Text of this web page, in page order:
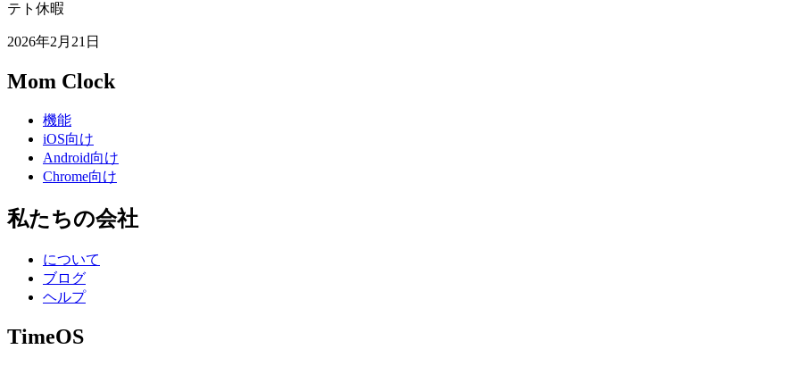
テト休暇
2026年2月21日
Mom Clock
機能
iOS向け
Android向け
Chrome向け
私たちの会社
について
ブログ
ヘルプ
TimeOS